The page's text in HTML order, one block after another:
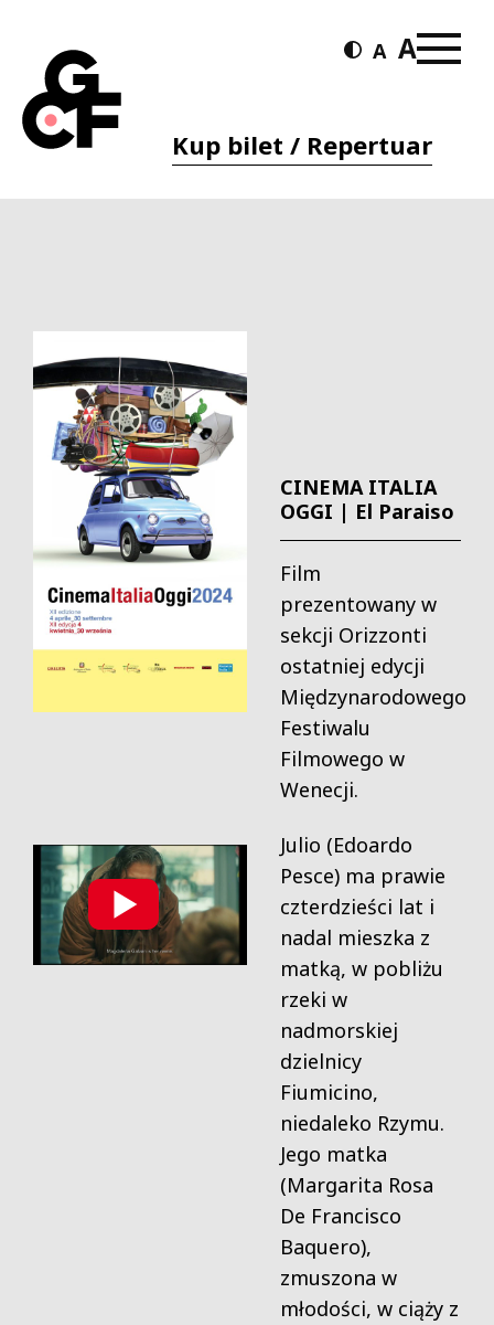
Kup bilet / Repertuar
CINEMA ITALIA
OGGI | El Paraiso
Film
prezentowany w
sekcji Orizzonti
ostatniej edycji
Międzynarodowego
Festiwalu
Filmowego w
Wenecji.
Julio (Edoardo
Pesce) ma prawie
czterdzieści lat i
nadal mieszka z
matką, w pobliżu
rzeki w
nadmorskiej
dzielnicy
Fiumicino,
niedaleko Rzymu.
Jego matka
(Margarita Rosa
De Francisco
Baquero),
zmuszona w
młodości, w ciąży z